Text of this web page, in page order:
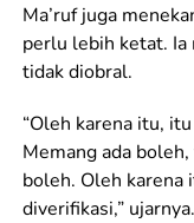
Ma’ruf juga
perlu lebih ketat. Ia
tidak diobral.
“Oleh karena itu,
Memang ada
boleh. Oleh
diverifikasi,” ujarnya.